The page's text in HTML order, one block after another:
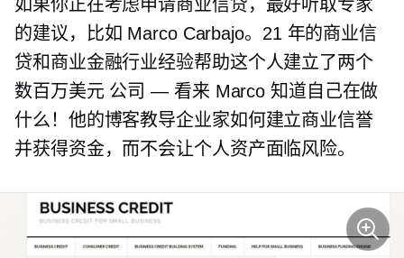
如果你正在考虑申请商业信贷，最好听取专家
的建议，比如 Marco Carbajo。21 年的商业信
贷和商业金融行业经验帮助这个人建立了两个
数百万美元公司 — 看来 Marco 知道自己在做
什么！他的博客教导企业家如何建立商业信誉
并获得资金，而不会让个人资产面临风险。